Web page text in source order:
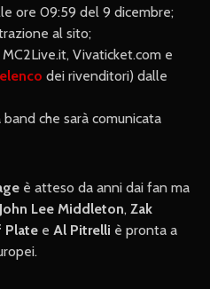
ore 09:59 del 9 dicembre;
al sito;
Vivaticket.com e
dei rivenditori) dalle
band che sarà comunicata
è atteso da anni dai fan ma
John Lee Middleton,Zak
Plate eAl Pitrelli è pronta a